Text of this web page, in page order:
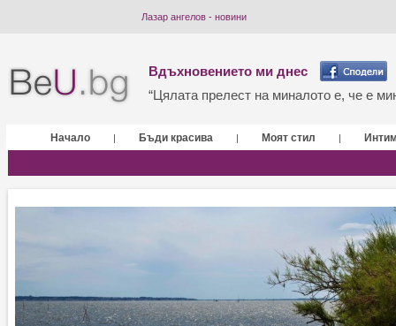
Лазар ангелов - новини
Вдъхновението ми днес
“Цялата прелест на миналото е, че е
Начало | Бъди красива | Моят стил |